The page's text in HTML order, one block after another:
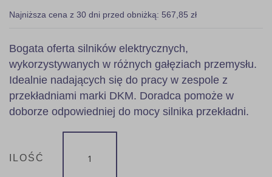
Najniższa cena z 30 dni przed obniżką: 567,85 zł
Bogata oferta silników elektrycznych,
wykorzystywanych w różnych gałęziach przemysłu.
Idealnie nadających się do pracy w zespole z
przekładniami marki DKM. Doradca pomoże w
doborze odpowiedniej do mocy silnika przekładni.
ILOŚĆ